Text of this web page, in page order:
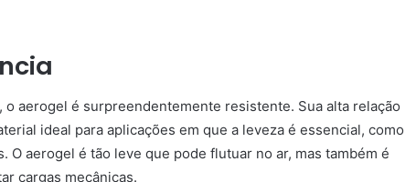
aerogel é surpreendentemente resistente. Sua alta relação
ideal para aplicações em que a leveza é essencial, como
O aerogel é tão leve que pode flutuar no ar, mas também é
cargas mecânicas.